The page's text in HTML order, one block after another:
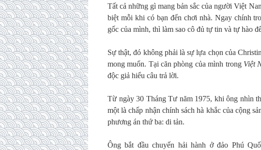
Tất cả những gì mang bản sắc của người Việt
biệt mỗi khi có bạn đến chơi nhà. Ngay chính
gốc của mình, thì làm sao cô đủ tự tin và tự hào
Sự thật, đó không phải là sự lựa chọn của
mong muốn. Tại căn phòng của mình trong Việt
độc giả hiểu câu trả lời.
Từ ngày 30 Tháng Tư năm 1975, khi ông nhìn
một là chấp nhận chính sách hà khắc của cộng
phương án thứ ba: di tản.
Ông bắt đầu chuyến hải hành ở đảo Phú